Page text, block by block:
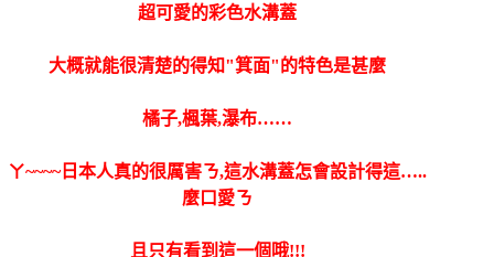
超可愛的彩色水溝蓋
大概就能很清楚的得知"箕面"的特色是甚麼
橘子,楓葉,瀑布……
ㄚ~~~~日本人真的很厲害ㄋ,這水溝蓋怎會設計得這…..
麼口愛ㄋ
且只有看到這一個哦!!!